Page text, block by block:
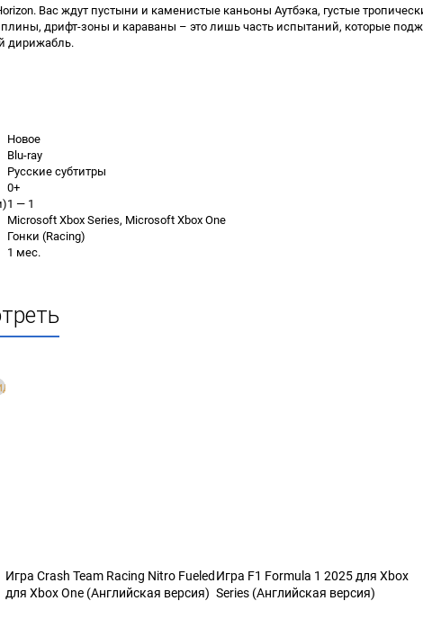
Вас ждут пустыни и каменистые каньоны Аутбэка, густые
дрифт-зоны и караваны – это лишь часть испытаний, которые
дирижабль.
Новое
Blu-ray
Русские субтитры
0+
1 — 1
Microsoft Xbox Series, Microsoft Xbox One
Гонки (Racing)
1 мес.
Игра Crash Team Racing Nitro Fueled
для Xbox One (Английская версия)
Игра F1 Formula 1 2025 для Xbox
Series (Английская версия)